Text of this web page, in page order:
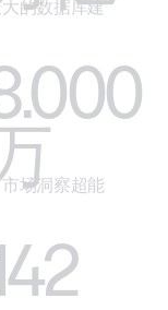
大的数据库建
市场洞察超能